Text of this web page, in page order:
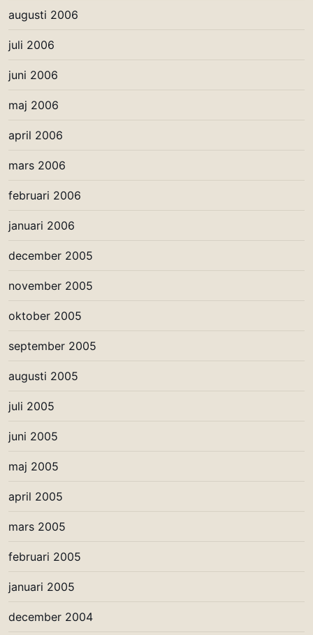
augusti 2006
juli 2006
juni 2006
maj 2006
april 2006
mars 2006
februari 2006
januari 2006
december 2005
november 2005
oktober 2005
september 2005
augusti 2005
juli 2005
juni 2005
maj 2005
april 2005
mars 2005
februari 2005
januari 2005
december 2004